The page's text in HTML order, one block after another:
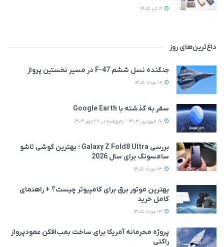
داغ‌ترین‌های روز
جنگنده نسل ششم F-47 در مسیر نخستین پرواز
سفر به گذشته با Google Earth
بررسی Galaxy Z Fold8 Ultra ؛ بهترین گوشی تاشو
سامسونگ برای سال 2026
بهترین موتور برق برای کامپیوتر چیست؟ + راهنمای
کامل خرید
پروژه محرمانه آمریکا برای ساخت بمب‌افکن عمودپرواز
راکتی